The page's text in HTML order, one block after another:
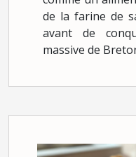
de la farine de
avant de
massive de